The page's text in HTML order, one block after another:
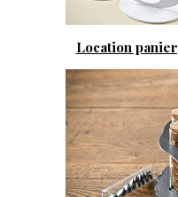
Location